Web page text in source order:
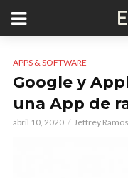
APPS & SOFTWARE
Google y
una App de
abril 10, 2020 Jeffrey